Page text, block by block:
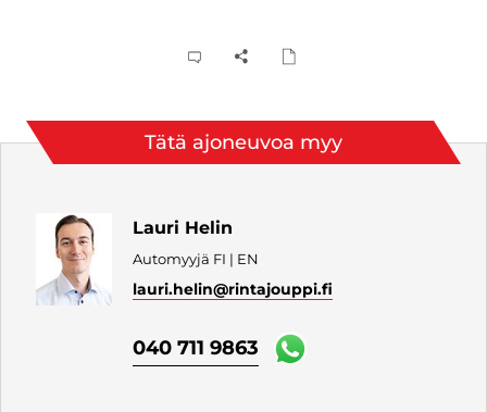
Tätä ajoneuvoa myy
Lauri Helin
Automyyjä FI | EN
lauri.helin@rintajouppi.fi
040 711 9863